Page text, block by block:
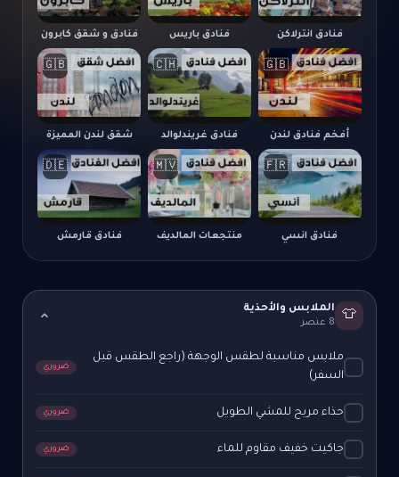
فنادق انترلاكن فنادق باريس فنادق و شقق كابرون
🇬🇧
أفخم فنادق لندن
🇨🇭
فنادق غريندلوالد
🇬🇧
شقق لندن المميزة
🇫🇷
فنادق انسي
🇲🇻
منتجعات المالديف
🇩🇪
فنادق قارمش
👕
الملابس والأحذية
8 عنصر
ملابس مناسبة لطقس الوجهة (راجع الطقس قبل
السفر)
ضروري
حذاء مريح للمشي الطويل ضروري
جاكيت خفيف مقاوم للماء ضروري